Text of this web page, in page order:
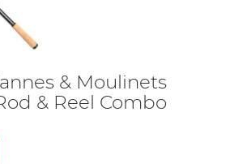
& Moulinets
& Reel Combo